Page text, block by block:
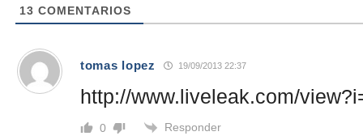
13 COMENTARIOS
tomas lopez 19/09/2013 22:37
http://www.liveleak.com/
0 Responder